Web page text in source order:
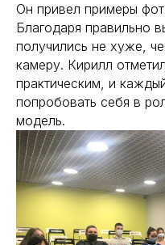
Он привел примеры
Благодаря правильно
получились не хуже,
камеру. Кирилл
практическим, и
попробовать себя в
модель.